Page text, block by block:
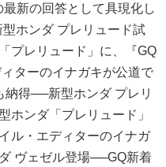
新の回答として具現化し
ホンダ プレリュード試
プレリュード」に、『GQ
ターのイナガキが公道で
納得──新型ホンダ プレリ
ホンダ「プレリュード」
ル・エディターのイナガ
ヴェゼル登場──GQ新着